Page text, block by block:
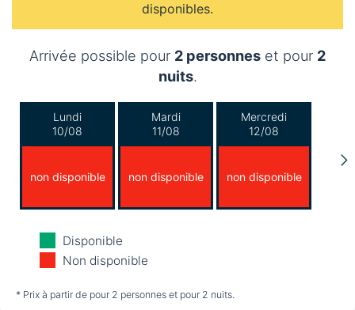
disponibles.
Arrivée possible pour 2 personnes et pour 2
nuits.
Lundi
10/08
non disponible
Mardi
11/08
non disponible
Mercredi
12/08
non disponible
Jeudi
13/08
non disponible non disponible non disponible
Disponible
Non disponible
* Prix à partir de pour 2 personnes et pour 2 nuits.